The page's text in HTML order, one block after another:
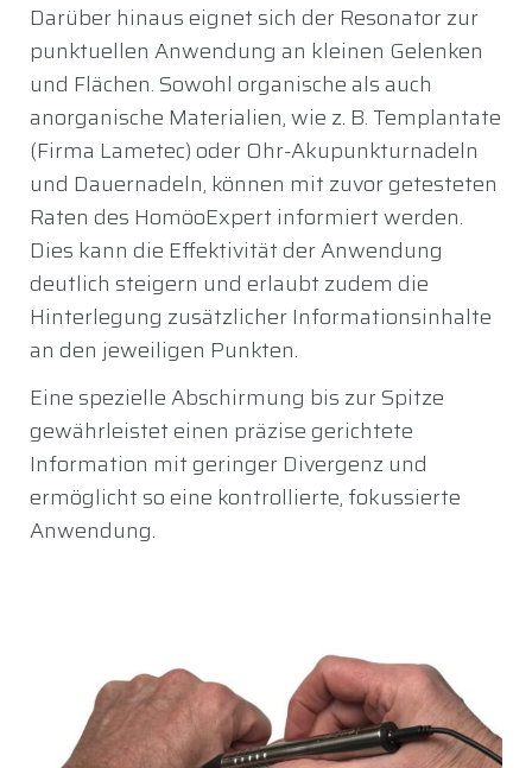
Darüber hinaus eignet sich der Resonator zur
punktuellen Anwendung an kleinen Gelenken
und Flächen. Sowohl organische als auch
anorganische Materialien, wie z. B. Templantate
(Firma Lametec) oder Ohr-Akupunkturnadeln
und Dauernadeln, können mit zuvor getesteten
Raten des HomöoExpert informiert werden.
Dies kann die Effektivität der Anwendung
deutlich steigern und erlaubt zudem die
Hinterlegung zusätzlicher Informationsinhalte
an den jeweiligen Punkten.
Eine spezielle Abschirmung bis zur Spitze
gewährleistet einen präzise gerichtete
Information mit geringer Divergenz und
ermöglicht so eine kontrollierte, fokussierte
Anwendung.